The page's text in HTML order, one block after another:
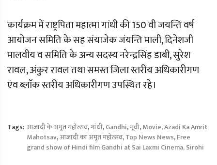
कार्यक्रम में राष्ट्रपिता महात्मा गांधी की 150 वी जयन्ति वर्ष
आयोजन समिति के सह संयाजेक जंयन्ति माली, दिनेशजी
मालवीय व समिति के अन्य सदस्य नरेन्द्रसिंह डाबी, सुरेश
रावल, अंकुर रावल तथा समस्त जिला स्तरीय अधिकारीगण
एंव ब्लाॅक स्तरीय अधिकारीगण उपस्थित रहे।
Tags: आजादी के अमृत महोत्सव,गांधी,Gandhi,मूवी,Movie,Azadi Ka Amrit
Mahotsav,आजादी का अमृत महोत्सव,Top News News,Free
grand show of Hindi film Gandhi at Sai Laxmi Cinema, Sirohi